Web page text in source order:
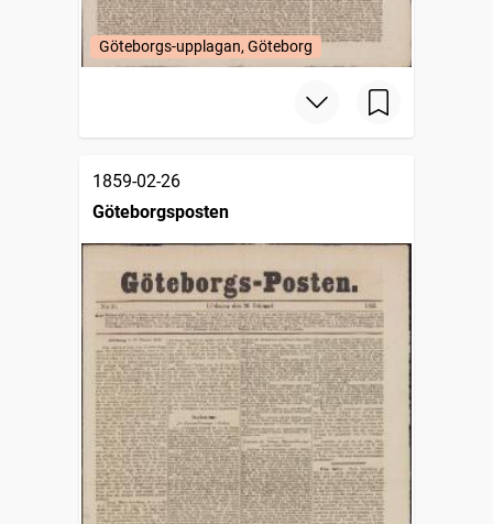
Göteborgs-upplagan, Göteborg
1859-02-26
Göteborgsposten